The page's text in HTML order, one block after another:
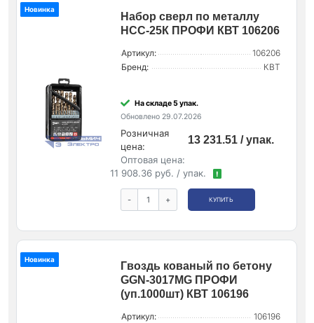
Новинка
Набор сверл по металлу
НСС-25К ПРОФИ КВТ 106206
Артикул:
106206
Бренд:
КВТ
На складе 5 упак.
Обновлено 29.07.2026
Розничная
цена:
13 231.51 / упак.
Оптовая цена:
11 908.36 руб. / упак.
!
- + КУПИТЬ
Новинка
Гвоздь кованый по бетону
GGN-3017MG ПРОФИ
(уп.1000шт) КВТ 106196
Артикул:
106196